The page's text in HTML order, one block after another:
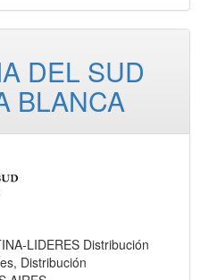
DEL SUD
BLANCA
LIDERES Distribución
Distribución